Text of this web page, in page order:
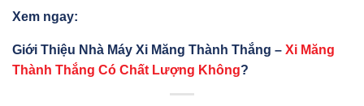
Xem ngay:
Giới Thiệu Nhà Máy Xi Măng Thành Thắng – Xi Măng
Thành Thắng Có Chất Lượng Không?